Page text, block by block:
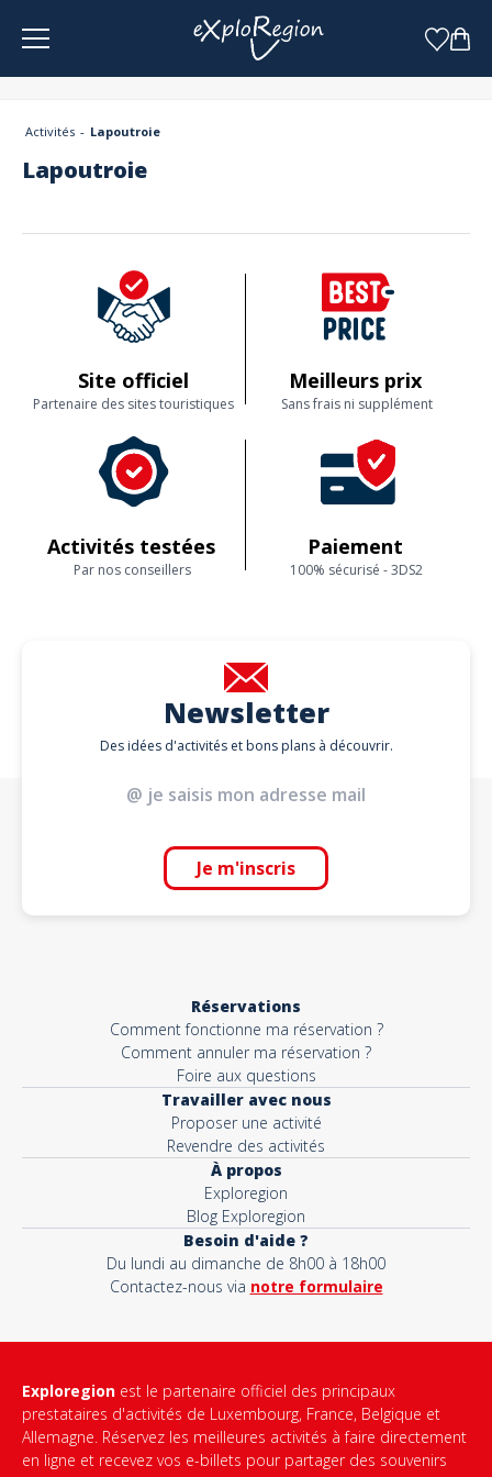
Panneau de gestion des cookies
Activités Lapoutroie
Lapoutroie
Site officiel
Partenaire des sites touristiques
Meilleurs prix
Sans frais ni supplément
Activités testées
Par nos conseillers
Paiement
100% sécurisé - 3DS2
Newsletter
Des idées d'activités et bons plans à découvrir.
Je m'inscris
Réservations
Comment fonctionne ma réservation ?
Comment annuler ma réservation ?
Foire aux questions
Travailler avec nous
Proposer une activité
Revendre des activités
À propos
Exploregion
Blog Exploregion
Besoin d'aide ?
Du lundi au dimanche de 8h00 à 18h00
Contactez-nous via notre formulaire
Exploregion est le partenaire officiel des principaux
prestataires d'activités de Luxembourg, France, Belgique et
Allemagne. Réservez les meilleures activités à faire directement
en ligne et recevez vos e-billets pour partager des souvenirs